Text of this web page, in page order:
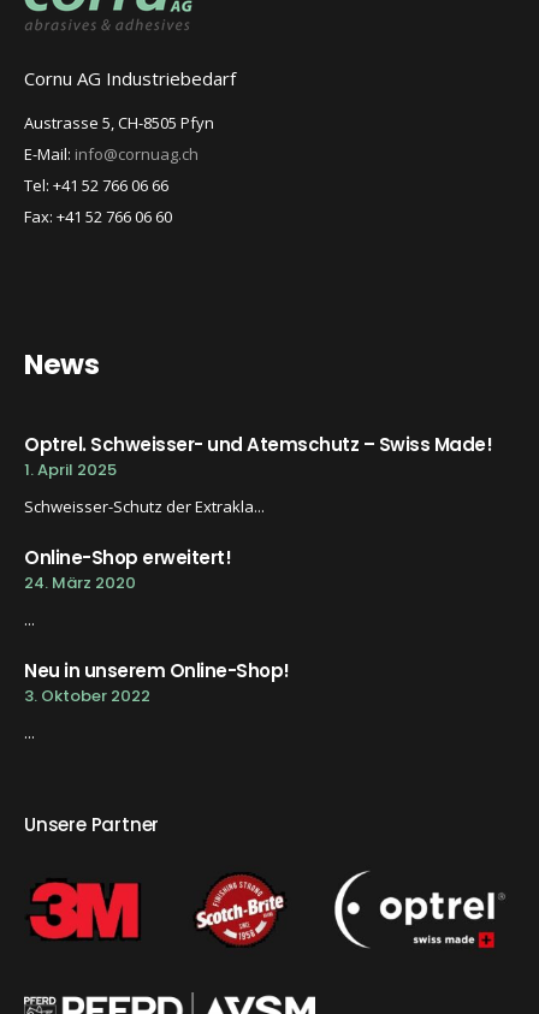
Cornu AG Industriebedarf
Austrasse 5, CH-8505 Pfyn
E-Mail: info@cornuag.ch
Tel: +41 52 766 06 66
Fax: +41 52 766 06 60
News
Optrel. Schweisser- und Atemschutz – Swiss Made!
1. April 2025
Schweisser-Schutz der Extrakla...
Online-Shop erweitert!
24. März 2020
...
Neu in unserem Online-Shop!
3. Oktober 2022
...
Unsere Partner